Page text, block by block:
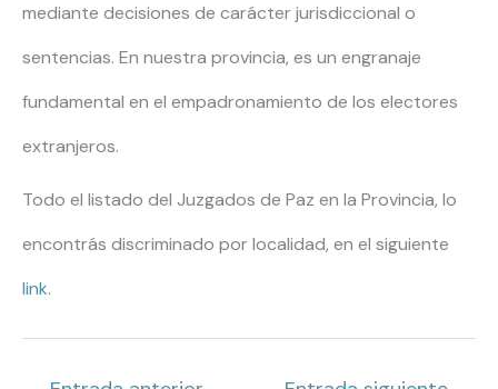
mediante decisiones de carácter jurisdiccional o
sentencias. En nuestra provincia, es un engranaje
fundamental en el empadronamiento de los electores
extranjeros.
Todo el listado del Juzgados de Paz en la Provincia, lo
encontrás discriminado por localidad, en el siguiente
link.